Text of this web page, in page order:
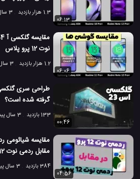
1.3 هزار بازدید
3 سال پیش
06:13
نوت 12 پرو پلاس
1.2 هزار بازدید
3 سال پیش
06:06
گرفته شده است؟
133 بازدید
3 سال پیش
00:46
مقابل ردمی نوت 12 پرو!
384 بازدید
3 سال پیش
04:56